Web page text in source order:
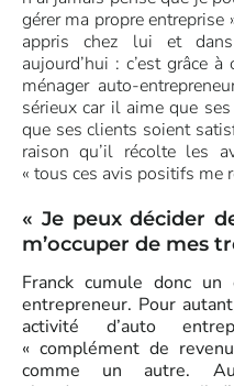
gérer ma propre entreprise
appris chez lui et
aujourd’hui : c’est grâce
ménager auto-
sérieux car il aime que
que ses clients soient
raison qu’il récolte les
« tous ces avis positifs me
« Je peux décider
m’occuper de mes
Franck cumule donc
entrepreneur. Pour
activité d’auto
« complément de
comme un autre.